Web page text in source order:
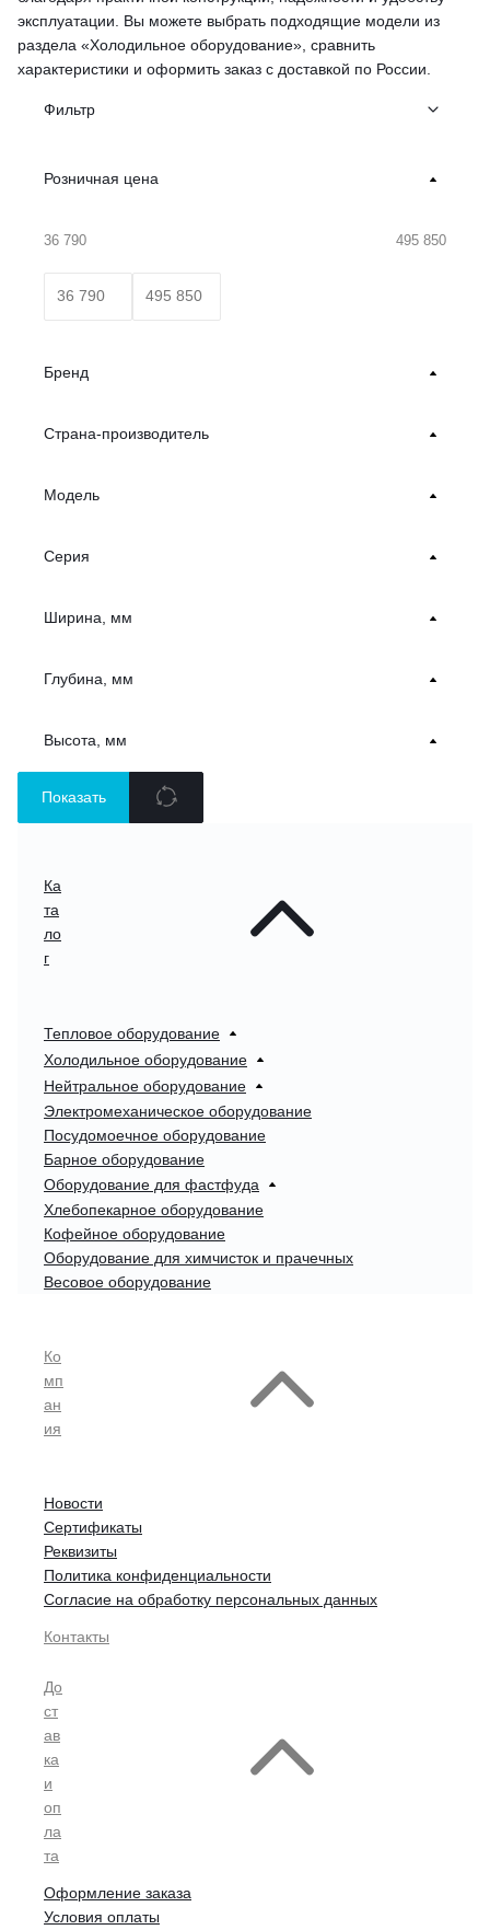
эксплуатации. Вы можете выбрать подходящие модели из
раздела «Холодильное оборудование», сравнить
характеристики и оформить заказ с доставкой по России.
Фильтр
Розничная цена
36 790 495 850
Бренд
Страна-производитель
Модель
Серия
Ширина, мм
Глубина, мм
Высота, мм
Показать
Ка
та
ло
г
Тепловое оборудование
Холодильное оборудование
Нейтральное оборудование
Электромеханическое оборудование
Посудомоечное оборудование
Барное оборудование
Оборудование для фастфуда
Хлебопекарное оборудование
Кофейное оборудование
Оборудование для химчисток и прачечных
Весовое оборудование
Ко
мп
ан
ия
Новости
Сертификаты
Реквизиты
Политика конфиденциальности
Согласие на обработку персональных данных
Контакты
До
ст
ав
ка
и
оп
ла
та
Оформление заказа
Условия оплаты